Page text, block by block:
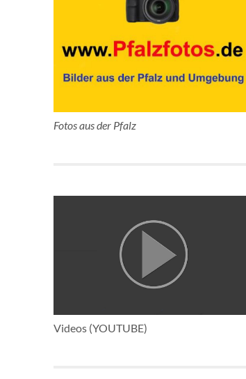
Fotos aus der Pfalz
Videos (YOUTUBE)